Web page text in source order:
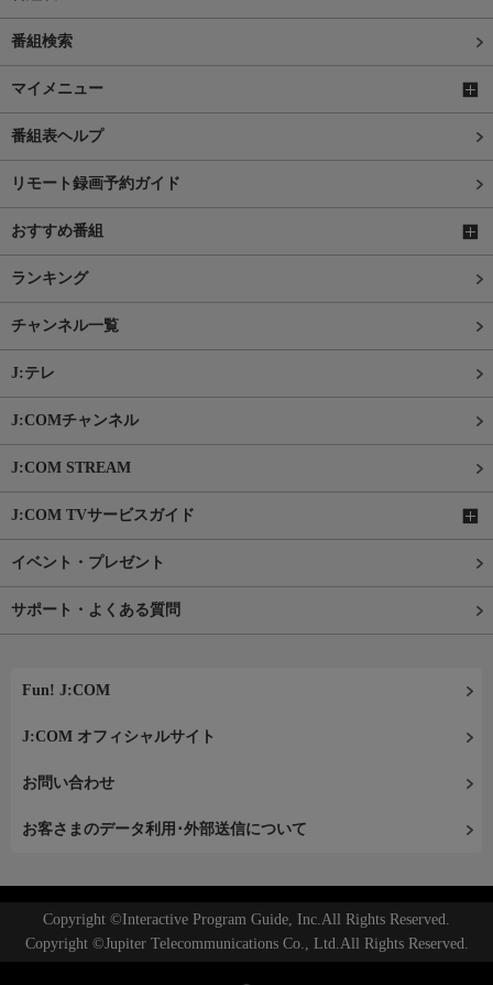
番組検索
マイメニュー
番組表ヘルプ
リモート録画予約ガイド
おすすめ番組
ランキング
チャンネル一覧
J:テレ
J:COMチャンネル
J:COM STREAM
J:COM TVサービスガイド
イベント・プレゼント
サポート・よくある質問
Fun! J:COM
J:COM オフィシャルサイト
お問い合わせ
お客さまのデータ利用･外部送信について
Copyright ©Interactive Program Guide, Inc.All Rights Reserved.
Copyright ©Jupiter Telecommunications Co., Ltd.All Rights Reserved.